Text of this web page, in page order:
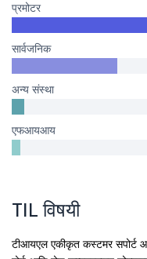
प्रमोटर
सार्वजनिक
अन्य संस्था
एफआयआय
TIL विषयी
टीआयएल एकीकृत कस्टमर सपोर्ट